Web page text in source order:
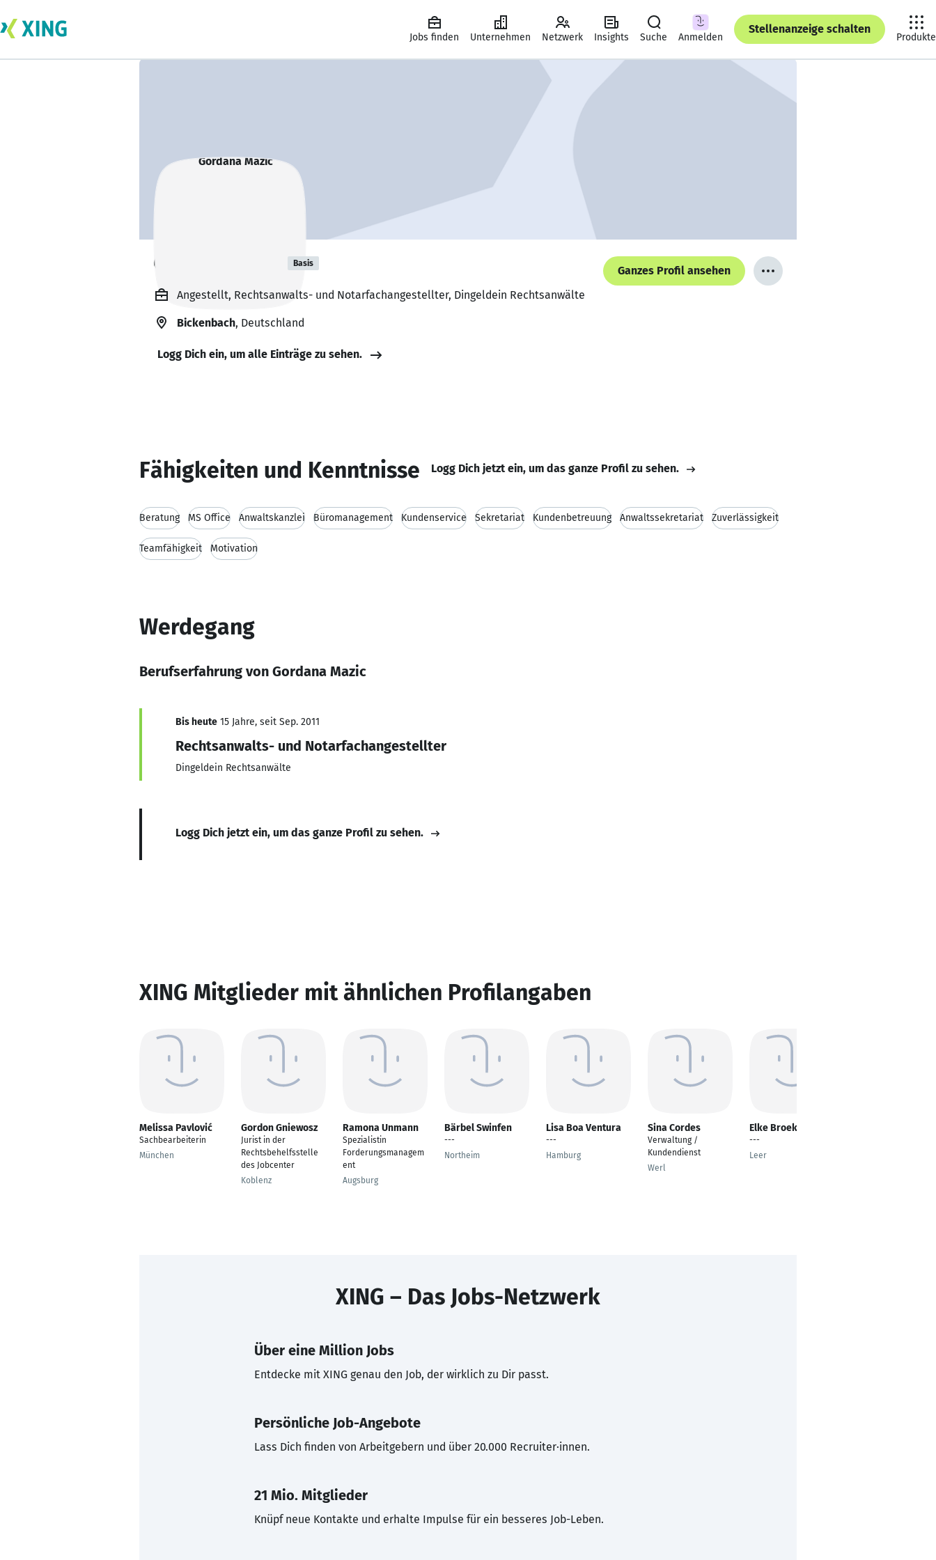
Jobs finden Unternehmen Netzwerk Insights Suche Anmelden
Stellenanzeige schalten
Produkte
Gordana Mazic Basis
Ganzes Profil ansehen
Angestellt, Rechtsanwalts- und Notarfachangestellter, Dingeldein Rechtsanwälte
Bickenbach, Deutschland
Logg Dich ein, um alle Einträge zu sehen.
Fähigkeiten und Kenntnisse Logg Dich jetzt ein, um das ganze Profil zu sehen.
Beratung MS Office Anwaltskanzlei Büromanagement Kundenservice Sekretariat Kundenbetreuung Anwaltssekretariat Zuverlässigkeit
Teamfähigkeit Motivation
Werdegang
Berufserfahrung von Gordana Mazic
Bis heute 15 Jahre, seit Sep. 2011
Rechtsanwalts- und Notarfachangestellter
Dingeldein Rechtsanwälte
Logg Dich jetzt ein, um das ganze Profil zu sehen.
XING Mitglieder mit ähnlichen Profilangaben
Melissa Pavlović
Sachbearbeiterin
München
Gordon Gniewosz
Jurist in der
Rechtsbehelfsstelle
des Jobcenter
Koblenz
Ramona Unmann
Spezialistin
Forderungsmanagem
ent
Augsburg
Bärbel Swinfen
---
Northeim
Lisa Boa Ventura
---
Hamburg
Sina Cordes
Verwaltung /
Kundendienst
Werl
Elke Broek
---
Leer
XING – Das Jobs-Netzwerk
Über eine Million Jobs
Entdecke mit XING genau den Job, der wirklich zu Dir passt.
Persönliche Job-Angebote
Lass Dich finden von Arbeitgebern und über 20.000 Recruiter·innen.
21 Mio. Mitglieder
Knüpf neue Kontakte und erhalte Impulse für ein besseres Job-Leben.